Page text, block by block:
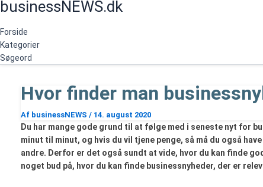
Gå
indholdet
businessNEWS.dk
Forside
Kategorier
Søgeord
Hvor finder man
Af businessNEWS / 14. august 2020
Du har mange gode grund til at følge med i seneste nyt for
minut til minut, og hvis du vil tjene penge, så må du også
andre. Derfor er det også sundt at vide, hvor du kan finde
noget bud på, hvor du kan finde businessnyheder, der er